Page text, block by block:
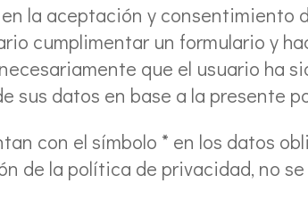
la aceptación y consentimiento
cumplimentar un formulario y
que el usuario ha
sus datos en base a la presente
con el símbolo * en los datos
de la política de privacidad, no